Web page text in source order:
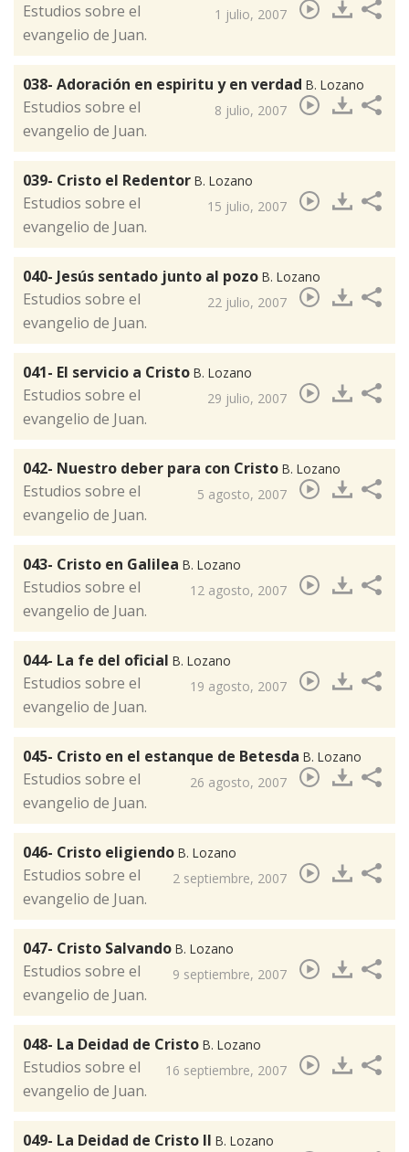
1 julio, 2007
​Estudios sobre el
evangelio de Juan.
038- Adoración en espiritu y en verdad B. Lozano
8 julio, 2007
​Estudios sobre el
evangelio de Juan.
039- Cristo el Redentor B. Lozano
15 julio, 2007
​Estudios sobre el
evangelio de Juan.
040- Jesús sentado junto al pozo B. Lozano
22 julio, 2007
​Estudios sobre el
evangelio de Juan.
041- El servicio a Cristo B. Lozano
29 julio, 2007
Estudios sobre el
evangelio de Juan.
042- Nuestro deber para con Cristo B. Lozano
5 agosto, 2007
​Estudios sobre el
evangelio de Juan.
043- Cristo en Galilea B. Lozano
12 agosto, 2007
​Estudios sobre el
evangelio de Juan.
044- La fe del oficial B. Lozano
19 agosto, 2007
​Estudios sobre el
evangelio de Juan.
045- Cristo en el estanque de Betesda B. Lozano
26 agosto, 2007
Estudios sobre el
evangelio de Juan.
046- Cristo eligiendo B. Lozano
2 septiembre, 2007
​Estudios sobre el
evangelio de Juan.
047- Cristo Salvando B. Lozano
9 septiembre, 2007
Estudios sobre el
evangelio de Juan.
048- La Deidad de Cristo B. Lozano
16 septiembre, 2007
Estudios sobre el
evangelio de Juan.
049- La Deidad de Cristo II B. Lozano